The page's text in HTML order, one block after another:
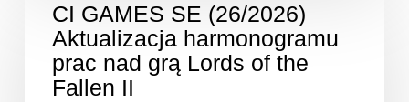
CI GAMES SE (26/2026)
Aktualizacja harmonogramu
prac nad grą Lords of the
Fallen II